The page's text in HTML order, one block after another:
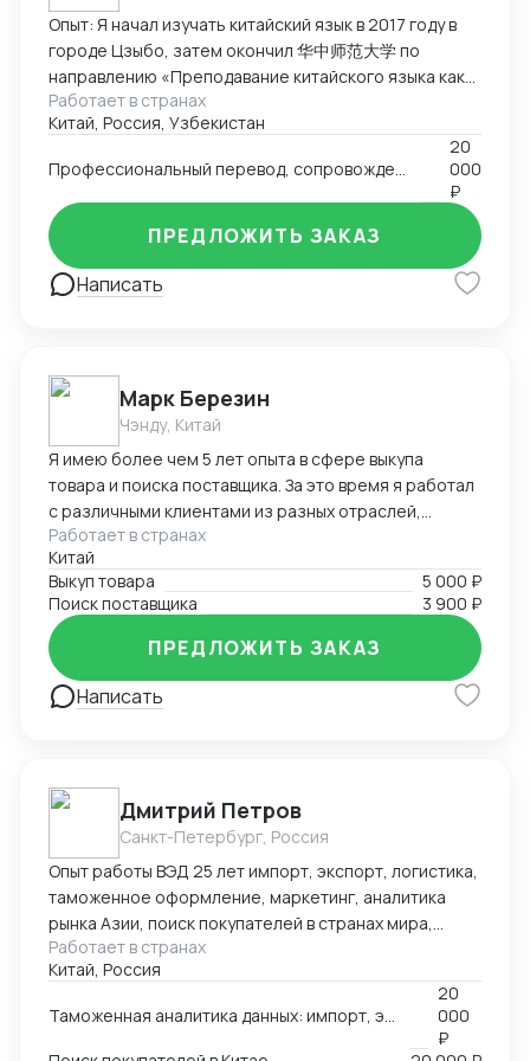
Опыт: Я начал изучать китайский язык в 2017 году в
городе Цзыбо, затем окончил 华中师范大学 по
направлению «Преподавание китайского языка как
иностранного». Прожил в Китае восемь лет,
занимался преподаванием китайского языка
иностранцам, работал переводчиком и участвовал в
международных проектах. Кроме педагогической
деятельности, я проводил аудиты китайских заводов,
инспекции товаров перед экспортом и оценку
соответствия продукции требованиям заказчиков.
Этот опыт укрепил мои навыки деловой
работа с фонетикой и устной речью. Межкультурная
коммуникация и ведение деловых переговоров.
Аудит заводов, инспекция товаров, контроль
качества перед отправкой. Перевод (устный и
письменный) в образовательной и коммерческой
сферах. Использование цифровых инструментов и
образовательных технологий в обучении.
Работает в странах
Китай, Россия, Узбекистан
Профессиональный перевод, сопровождение, аудит и инспекция товаров, подбор партнёров, консультации по импорту/экспорту
20
000
₽
Написать
ПРЕДЛОЖИТЬ ЗАКАЗ
Марк Березин
Чэнду, Китай
Я имею более чем 5 лет опыта в сфере выкупа
товара и поиска поставщика. За это время я работал
с различными клиентами из разных отраслей,
включая розничную торговлю, электронику, моду и
другие. Я успешно находил поставщиков для
клиентов, помогал им получить выгодные условия и
заключал успешные сделки.
Работает в странах
Китай
Выкуп товара
5 000 ₽
Поиск поставщика
3 900 ₽
Написать
ПРЕДЛОЖИТЬ ЗАКАЗ
Дмитрий Петров
Санкт-Петербург, Россия
Опыт работы ВЭД 25 лет импорт, экспорт, логистика,
таможенное оформление, маркетинг, аналитика
рынка Азии, поиск покупателей в странах мира,
производителей, партнеров, реклама, выставки в
Китае, продвижение в Азии, консультации по ВЭД,
обучение. 🌍Официальный представитель в России
Российско-Китайского БЦ город Чанша 🌍
Эксклюзивный представитель в России и странах
Работает в странах
Китай, Россия
Таможенная аналитика данных: импорт, экспорт по 252 странам мира
20
000
₽